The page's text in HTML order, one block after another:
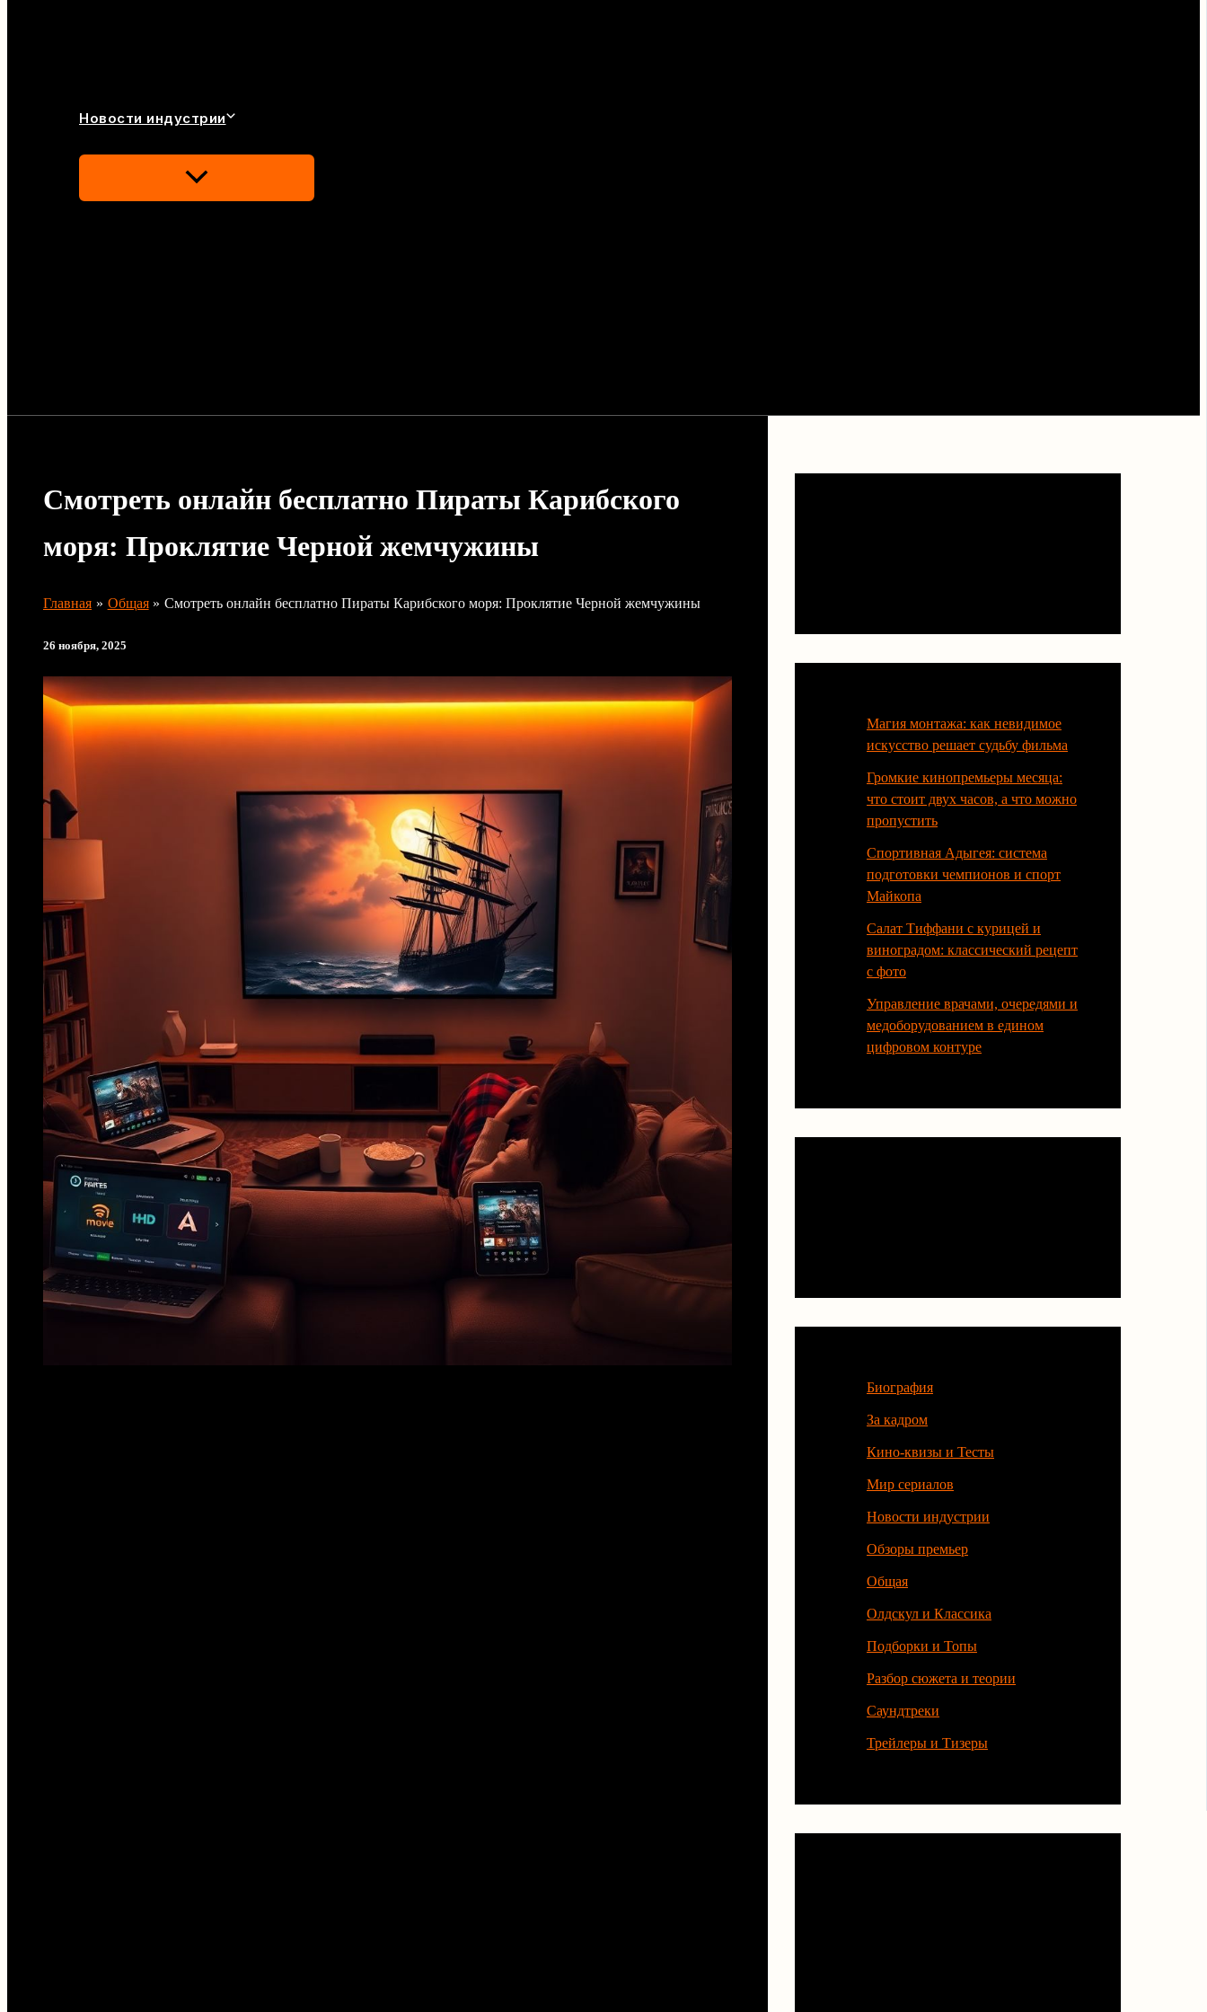
Новости индустрии
Переключатель
Смотреть онлайн бесплатно Пираты Карибского
моря: Проклятие Черной жемчужины
Главная Общая Смотреть онлайн бесплатно Пираты Карибского моря: Проклятие Черной жемчужины
26 ноября, 2025
Магия монтажа: как невидимое
искусство решает судьбу фильма
Громкие кинопремьеры месяца:
что стоит двух часов, а что можно
пропустить
Спортивная Адыгея: система
подготовки чемпионов и спорт
Майкопа
Салат Тиффани с курицей и
виноградом: классический рецепт
с фото
Управление врачами, очередями и
медоборудованием в едином
цифровом контуре
Биография
За кадром
Кино-квизы и Тесты
Мир сериалов
Новости индустрии
Обзоры премьер
Общая
Олдскул и Классика
Подборки и Топы
Разбор сюжета и теории
Саундтреки
Трейлеры и Тизеры